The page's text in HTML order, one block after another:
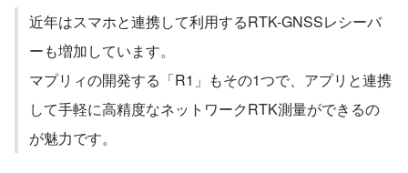
近年はスマホと連携して利用するRTK-GNSSレシーバ
ーも増加しています。
マプリィの開発する「R1」もその1つで、アプリと連携
して手軽に高精度なネットワークRTK測量ができるの
が魅力です。